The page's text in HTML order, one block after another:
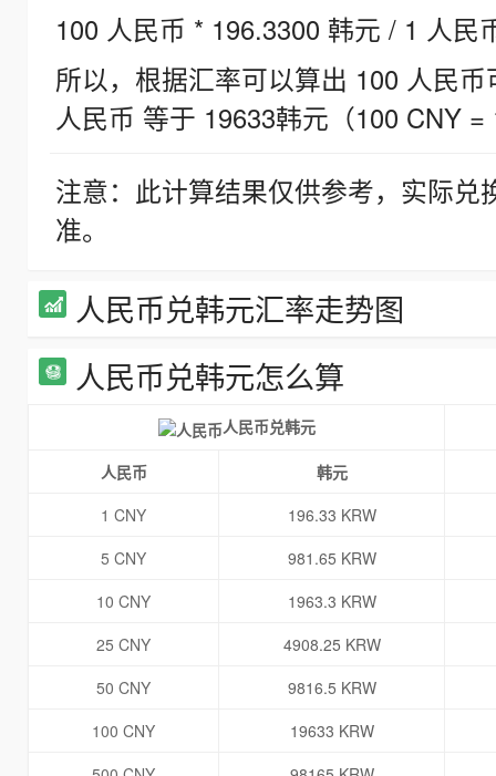
100 人民币 * 196.3300 韩元 / 1 人民
所以，根据汇率可以算出 100 人民
人民币 等于 19633韩元（100 CNY =
注意：此计算结果仅供参考，实际
准。
人民币兑韩元汇率走势图
人民币兑韩元怎么算
人民币兑韩元
人民币
韩元
1 CNY
196.33 KRW
5 CNY
981.65 KRW
10 CNY
1963.3 KRW
25 CNY
4908.25 KRW
50 CNY
9816.5 KRW
100 CNY
19633 KRW